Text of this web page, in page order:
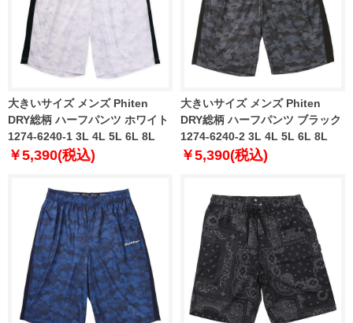
大きいサイズ メンズ Phiten
DRY総柄 ハーフパンツ ホワイト
1274-6240-1 3L 4L 5L 6L 8L
￥5,390(税込)
大きいサイズ メンズ Phiten
DRY総柄 ハーフパンツ ブラック
1274-6240-2 3L 4L 5L 6L 8L
￥5,390(税込)